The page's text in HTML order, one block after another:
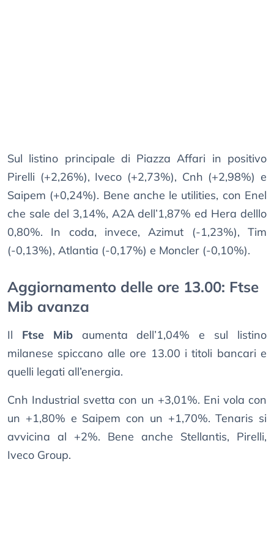
Sul listino principale di Piazza Affari in positivo
Pirelli (+2,26%), Iveco (+2,73%), Cnh (+2,98%) e
Saipem (+0,24%). Bene anche le utilities, con Enel
che sale del 3,14%, A2A dell’1,87% ed Hera delllo
0,80%. In coda, invece, Azimut (-1,23%), Tim
(-0,13%), Atlantia (-0,17%) e Moncler (-0,10%).
Aggiornamento delle ore 13.00: Ftse
Mib avanza
Il Ftse Mibaumenta dell’1,04% e sul listino
milanese spiccano alle ore 13.00 i titoli bancari e
quelli legati all’energia.
Cnh Industrial svetta con un +3,01%. Eni vola con
un +1,80% e Saipem con un +1,70%. Tenaris si
avvicina al +2%. Bene anche Stellantis, Pirelli,
Iveco Group.